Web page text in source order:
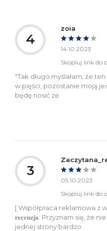
4
zoia
14.10.2023
Skopiuj link do
"Tak długo myślałam, że
w pięści, pozostanie moją
będę nosić ze
3
05.10.2023
Skopiuj link do
[ Współpraca reklamowa z
𝐫𝐞𝐜𝐞𝐧𝐳𝐣𝐚: Przyznam się, że
jednej strony bardzo